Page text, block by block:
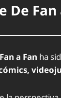
De Fan
a Fan ha